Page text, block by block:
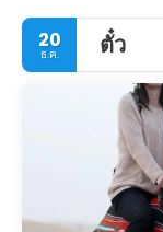
20
ธ.ค. ตั๋ว